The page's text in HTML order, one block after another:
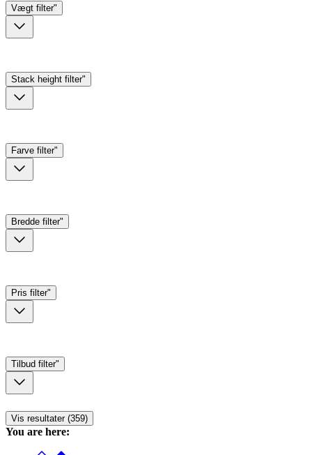
Vægt filter"
Stack height filter"
Farve filter"
Bredde filter"
Pris filter"
Tilbud filter"
Vis resultater (359)
You are here: